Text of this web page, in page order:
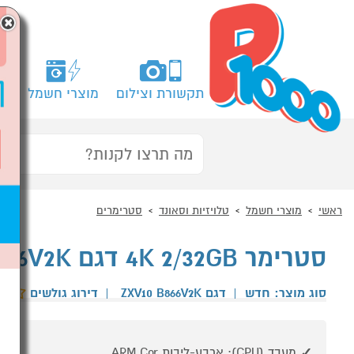
תקשורת וצילום מוצרי חשמל
ראשי מוצרי חשמל טלויזיות וסאונד סטרימרים
סטרימר 4K 2/32GB דגם ZTE ZXV10B866V2K
סוג מוצר: חדש | דגם ZXV10 B866V2K | דירוג גולשים
×